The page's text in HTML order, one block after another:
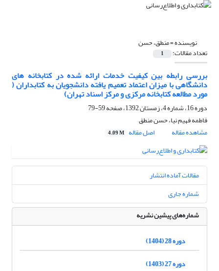
نویسنده =منطق، حسن
تعداد مقالات: 1
بررسی رابطه بین کیفیت خدمات ارائه شده در کتابخانه های
دانشگاهی با میزان اعتماد تعمیم یافته دانشجویان به کتابداران (
مورد مطالعه کتابخانه مرکزی و مرکز اسناد تهران)
دوره 16، شماره 4، زمستان 1392، صفحه
59-79
فاطمه فهیم نیا، حسن منطق
مشاهده مقاله
اصل مقاله 4.09 M
مقالات آماده انتشار
شماره جاری
شماره‌های پیشین نشریه
دوره 28 (1404)
دوره 27 (1403)